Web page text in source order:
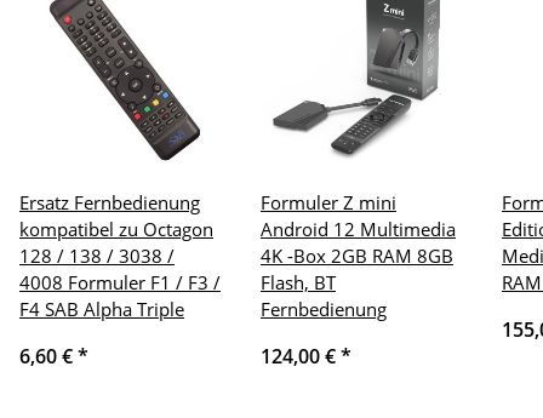
Ersatz Fernbedienung
kompatibel zu Octagon
128 / 138 / 3038 /
4008 Formuler F1 / F3 /
F4 SAB Alpha Triple
6,60 €*
Formuler Z mini
Android 12 Multimedia
4K -Box 2GB RAM 8GB
Flash, BT
Fernbedienung
124,00 €*